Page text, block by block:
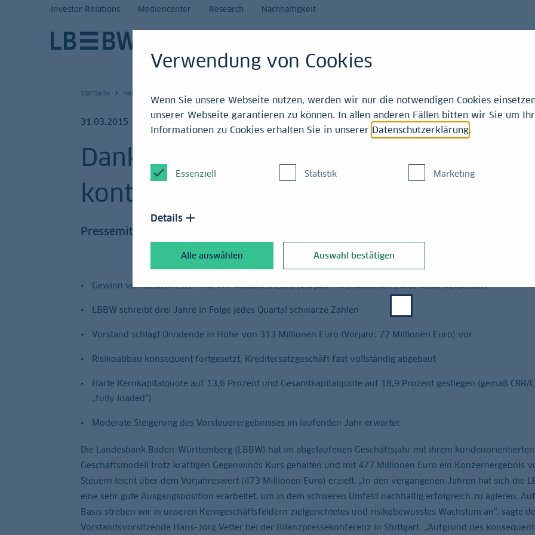
Investor Relations Mediencenter Research Nachhaltigkeit
Startseite News und Service
31.03.2015
Dank Fokussierung auf
kontinuierliche Ergebnisentwicklung
Pressemitteilung
Gewinn vor Steuern 2014 mit 477 Millionen Euro (Vorjahr: 473 Millionen Euro) leicht verbessert
LBBW schreibt drei Jahre in Folge jedes Quartal schwarze Zahlen
Vorstand schlägt Dividende in Höhe von 313 Millionen Euro (Vorjahr: 72 Millionen Euro) vor
Risikoabbau konsequent fortgesetzt, Kreditersatzgeschäft fast vollständig abgebaut
Harte Kernkapitalquote auf 13,6 Prozent und Gesamtkapitalquote auf 18,9 Prozent gestiegen (gemäß CRR/
„fully loaded“)
Moderate Steigerung des Vorsteuerergebnisses im laufenden Jahr erwartet
Die Landesbank Baden-Württemberg (LBBW) hat im abgelaufenen Geschäftsjahr mit ihrem kundenorientierten
Geschäftsmodell trotz kräftigen Gegenwinds Kurs gehalten und mit 477 Millionen Euro ein Konzernergebnis
Steuern leicht über dem Vorjahreswert (473 Millionen Euro) erzielt. „In den vergangenen Jahren hat sich die
eine sehr gute Ausgangsposition erarbeitet, um in dem schweren Umfeld nachhaltig erfolgreich zu agieren.
Basis streben wir in unseren Kerngeschäftsfeldern zielgerichtetes und risikobewusstes Wachstum an“, sagte
Vorstandsvorsitzende Hans-Jörg Vetter bei der Bilanzpressekonferenz in Stuttgart. „Aufgrund des
Verwendung von Cookies
Wenn Sie unsere Webseite nutzen, werden wir nur die notwendigen Cookies
unserer Webseite garantieren zu können. In allen anderen Fällen bitten wir Sie um
Informationen zu Cookies erhalten Sie in unserer Datenschutzerklärung.
Essenziell Statistik Marketing
Details
Alle auswählen Auswahl bestätigen